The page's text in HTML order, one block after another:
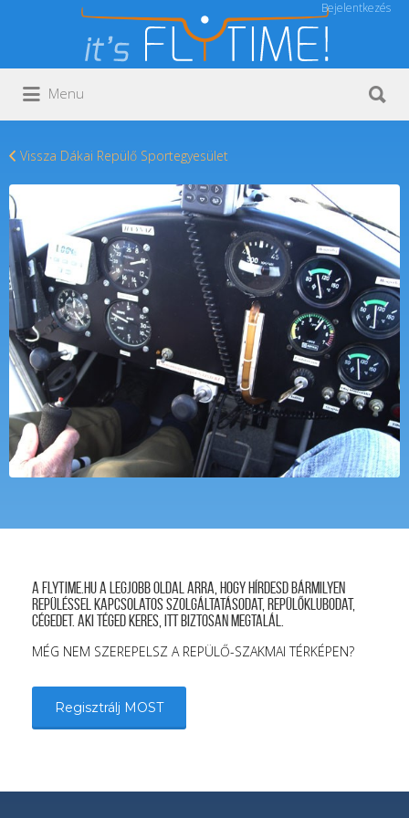
Bejelentkezés
Keresés:
Menu
Vissza Dákai Repülő Sportegyesület
A FLYTIME.HU a legjobb oldal arra, hogy hírdesd bármilyen
repüléssel kapcsolatos szolgáltatásodat, repülőklubodat,
cégedet. Aki téged keres, itt biztosan megtalál.
MÉG NEM SZEREPELSZ A REPÜLŐ-SZAKMAI TÉRKÉPEN?
Regisztrálj MOST